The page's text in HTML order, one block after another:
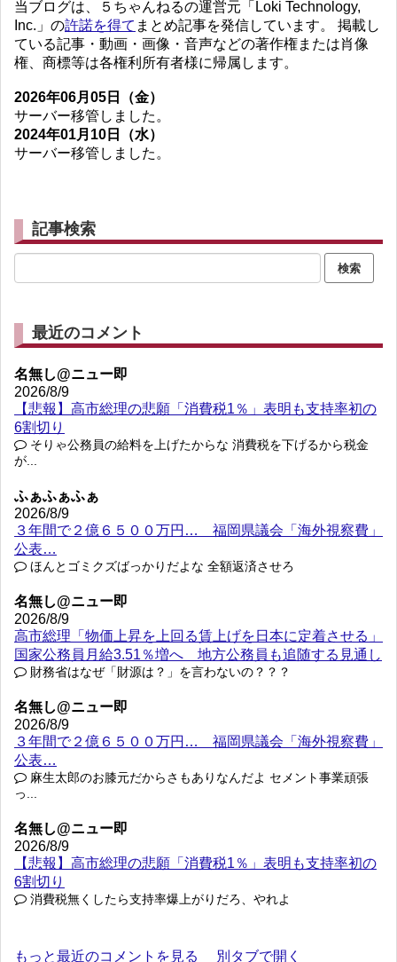
当ブログは、５ちゃんねるの運営元「Loki Technology,
Inc.」の許諾を得て まとめ記事を発信しています。 掲載し
ている記事・動画・画像・音声などの著作権または肖像
権、商標等は各権利所有者様に帰属します。
2026年06月05日（金）
サーバー移管しました。
2024年01月10日（水）
サーバー移管しました。
記事検索
最近のコメント
名無し@ニュー即
2026/8/9
【悲報】高市総理の悲願「消費税1％」表明も支持率初の
6割切り
そりゃ公務員の給料を上げたからな 消費税を下げるから税金
が...
ふぁふぁふぁ
2026/8/9
３年間で２億６５００万円… 福岡県議会「海外視察費」
公表…
ほんとゴミクズばっかりだよな 全額返済させろ
名無し@ニュー即
2026/8/9
高市総理「物価上昇を上回る賃上げを日本に定着させる」
国家公務員月給3.51％増へ 地方公務員も追随する見通し
財務省はなぜ「財源は？」を言わないの？？？
名無し@ニュー即
2026/8/9
３年間で２億６５００万円… 福岡県議会「海外視察費」
公表…
麻生太郎のお膝元だからさもありなんだよ セメント事業頑張
っ...
名無し@ニュー即
2026/8/9
【悲報】高市総理の悲願「消費税1％」表明も支持率初の
6割切り
消費税無くしたら支持率爆上がりだろ、やれよ
もっと最近のコメントを見る 別タブで開く